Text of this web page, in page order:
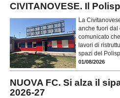
CIVITANOVESE. Il
La
anche fuori dal
comunicato
lavori di
spazi del
01/08/2026
NUOVA FC. Si alza il
2026-27